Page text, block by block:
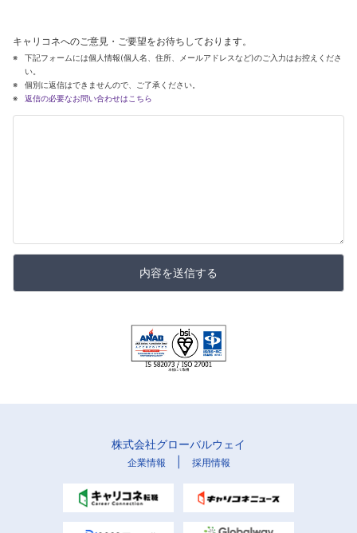
キャリコネへのご意見・ご要望をお待ちしております。
下記フォームには個人情報(個人名、住所、メールアドレスなど)のご入力はお控えくださ
い。
個別に返信はできませんので、ご了承ください。
返信の必要なお問い合わせはこちら
内容を送信する
株式会社グローバルウェイ
企業情報 採用情報